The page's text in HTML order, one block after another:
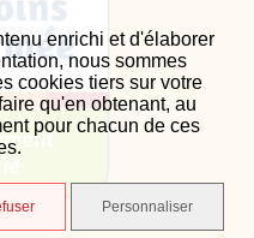
enrichi et d'élaborer
nous sommes
cookies tiers sur votre
qu'en obtenant, au
pour chacun de ces
Personnaliser